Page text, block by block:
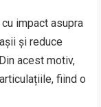
impact asupra
și reduce
acest motiv,
fiind o